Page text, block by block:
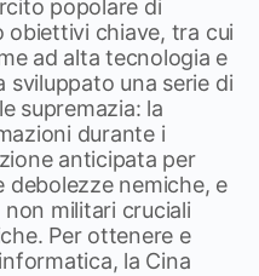
popolare di
obiettivi chiave, tra cui
ad alta tecnologia e
sviluppato una serie di
supremazia: la
durante i
anticipata per
debolezze nemiche, e
non militari cruciali
Per ottenere e
la Cina